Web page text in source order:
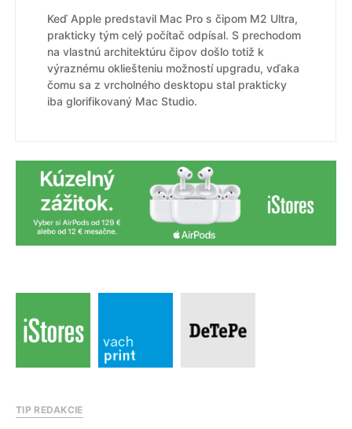
Keď Apple predstavil Mac Pro s čipom M2 Ultra,
prakticky tým celý počítač odpísal. S prechodom
na vlastnú architektúru čipov došlo totiž k
výraznému okliešteniu možností upgradu, vďaka
čomu sa z vrcholného desktopu stal prakticky
iba glorifikovaný Mac Studio.
TIP REDAKCIE